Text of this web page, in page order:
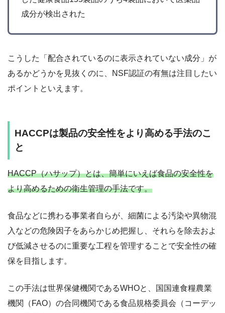
成分が検出された
こうした「配合されているのに表示されていない成分」が
あるかどうかを見抜くのに、NSF認証の有無は注目したい
ポイントといえます。
HACCPは製品の安全性をより高める手法のこ
と
HACCP（ハサップ）とは、簡単にいえば食品の安全性を
より高めるための衛生管理の手法です。
食品などに携わる事業者自らが、細菌による汚染や異物混
入などの危険因子をあらかじめ把握し、それらを除去およ
び低減させるのに重要な工程を管理することで安全性の確
保を目指します。
この手法は世界保健機関であるWHOと、国国連食糧農業
機関（FAO）の合同機関である食品規格委員会（コーデッ